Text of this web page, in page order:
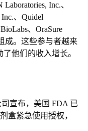
Inc.、
、Quidel
、OraSure
成。这些参与者越来
他们的收入增长。
宣布，美国 FDA 已
盒紧急使用授权，